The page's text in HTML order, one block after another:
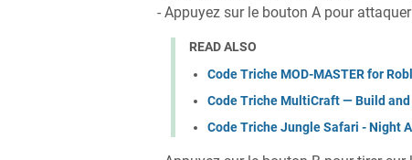
- Appuyez sur le bouton A pour
READ ALSO
Code Triche MOD-MASTER for
Code Triche MultiCraft — Build and
Code Triche Jungle Safari - Night